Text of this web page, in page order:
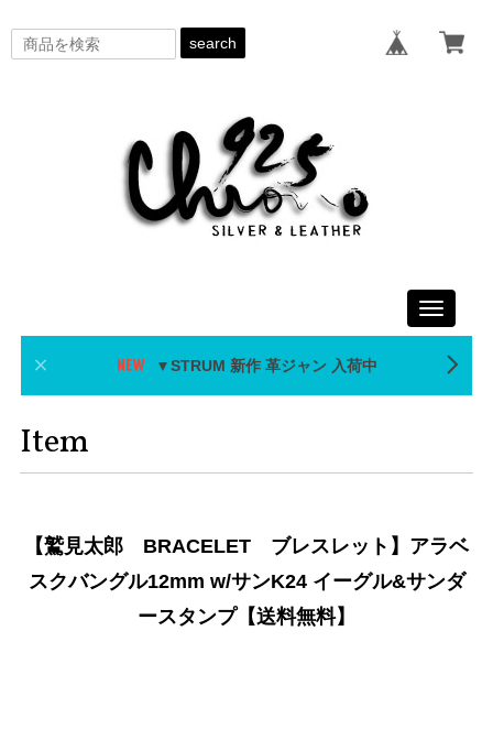
search
Toggle
▼STRUM 新作 革ジャン 入荷中
Item
【鷲見太郎 BRACELET ブレスレット】アラベ
スクバングル12mm w/サンK24 イーグル&サンダ
ースタンプ【送料無料】